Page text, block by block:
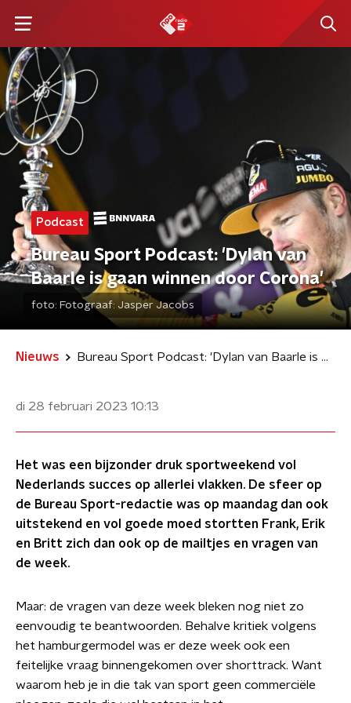
Podcast
Bureau Sport Podcast: 'Dylan van
Baarle is gaan winnen door Corona'
foto: Fotograaf: Jasper Jacobs
Nieuws Bureau Sport Podcast: 'Dylan van Baarle is gaan winnen door Corona'
di 28 februari 2023 10:13
Het was een bijzonder druk sportweekend vol
Nederlands succes op allerlei vlakken. De sfeer op
de Bureau Sport-redactie was op maandag dan ook
uitstekend en vol goede moed stortten Frank, Erik
en Britt zich dan ook op de mailtjes en vragen van
de week.
Maar: de vragen van deze week bleken nog niet zo
eenvoudig te beantwoorden. Behalve kritiek volgens
het hamburgermodel was er deze week ook een
feitelijke vraag binnengekomen over shorttrack. Want
waarom heb je in die tak van sport geen commerciële